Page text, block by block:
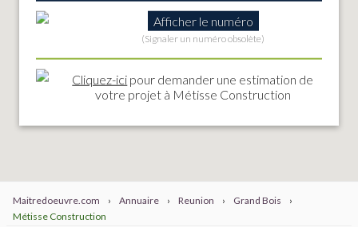
Afficher le numéro
(Signaler un numéro obsolète)
Cliquez-ici pour demander une estimation de
votre projet à Métisse Construction
Maitredoeuvre.com › Annuaire › Reunion › Grand Bois
›
Métisse Construction